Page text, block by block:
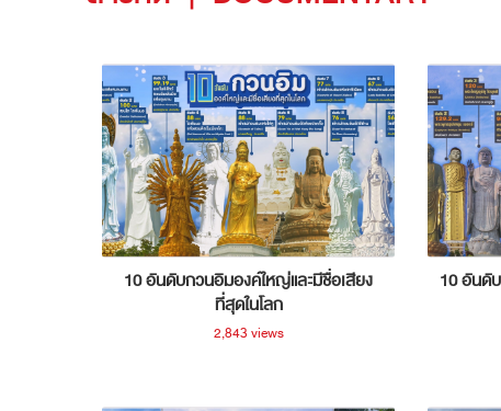
10 อันดับกวนอิมองค์ใหญ่และมีชื่อเสียง
ที่สุดในโลก
2,843 views
10 อันดั